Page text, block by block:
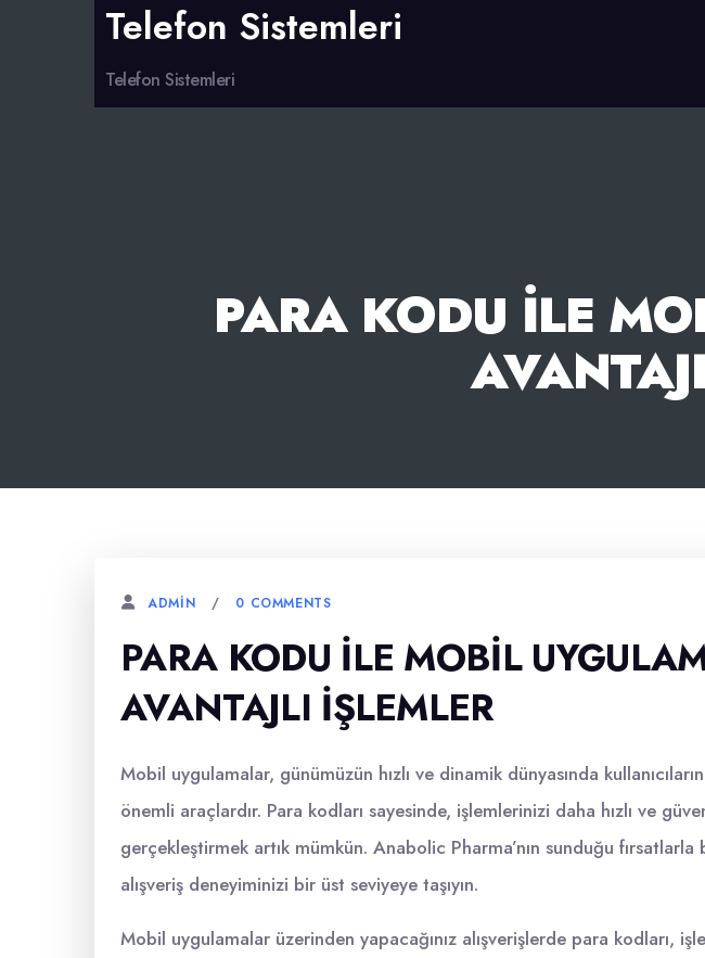
Telefon Sistemleri
Telefon Sistemleri
PARA KODU İLE
ADMIN 0 COMMENTS
PARA KODU İLE MOBIL
AVANTAJLI İŞLEMLER
Mobil uygulamalar, günümüzün hızlı ve dinamik dünyasında
önemli araçlardır. Para kodları sayesinde, işlemlerinizi daha hızlı ve
gerçekleştirmek artık mümkün. Anabolic Pharma’nın sunduğu
alışveriş deneyiminizi bir üst seviyeye taşıyın.
Mobil uygulamalar üzerinden yapacağınız alışverişlerde para kodları,